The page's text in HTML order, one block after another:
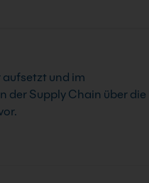
aufsetzt und im
der Supply Chain über die